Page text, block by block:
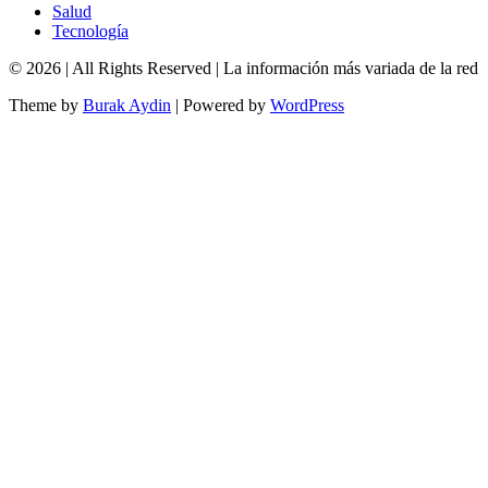
Salud
Tecnología
© 2026 | All Rights Reserved | La información más variada de la red
Theme by Burak Aydin | Powered by WordPress